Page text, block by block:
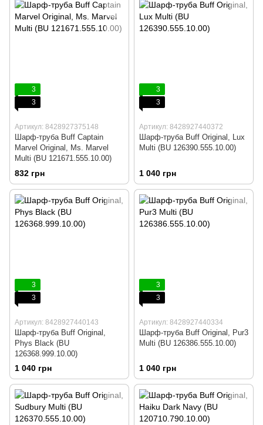
3
3
Артикул: 8428927375148
Шарф-труба Buff Captain
Marvel Original, Ms. Marvel
Multi (BU 121671.555.10.00)
832 грн
3
3
Артикул: 8428927440372
Шарф-труба Buff Original, Lux
Multi (BU 126390.555.10.00)
1 040 грн
3
3
Артикул: 8428927440143
Шарф-труба Buff Original,
Phys Black (BU
126368.999.10.00)
1 040 грн
3
3
Артикул: 8428927440334
Шарф-труба Buff Original, Pur3
Multi (BU 126386.555.10.00)
1 040 грн